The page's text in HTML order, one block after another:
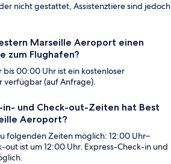
nicht gestattet, Assistenztiere sind jedoch
Marseille Aeroport einen
zum Flughafen?
bis 00:00 Uhr ist ein kostenloser
verfügbar (auf Anfrage).
in- und Check-out-Zeiten hat Best
Aeroport?
folgenden Zeiten möglich: 12:00 Uhr–
out ist um 12:00 Uhr. Express-Check-in und